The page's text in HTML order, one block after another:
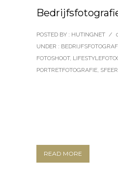
POSTED BY : HUTINGNET /
UNDER :
FOTOSHOOT,
PORTRETFOTOGRAFIE
READ MORE